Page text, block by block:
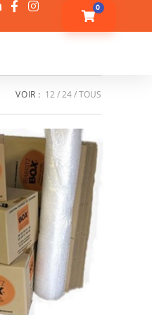
0
VOIR : 12 24 TOUS